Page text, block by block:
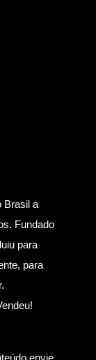
Brasil a
Fundado
para
para